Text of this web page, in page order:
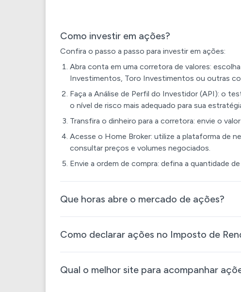
Como investir em ações?
Confira o passo a passo para investir em ações:
Abra conta em uma corretora de valores:
Investimentos, Toro Investimentos ou outras
Faça a Análise de Perfil do Investidor (API): o
o nível de risco mais adequado para sua
Transfira o dinheiro para a corretora: envie o
Acesse o Home Broker: utilize a plataforma de
consultar preços e volumes negociados.
Envie a ordem de compra: defina a quantidade
Que horas abre o mercado de ações?
Como declarar ações no Imposto de
Qual o melhor site para acompanhar